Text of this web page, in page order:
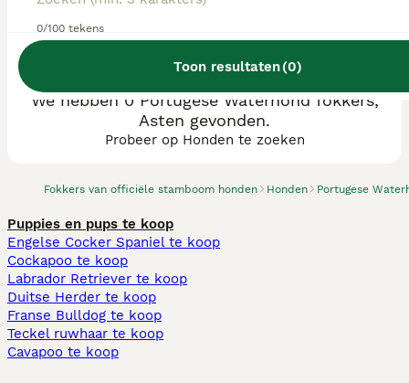
0/100 tekens
Toon resultaten(0)
Fokkers van officiële stamboom honden Honden Portugese
We hebben 0 Portugese Waterhond fokkers,
Asten gevonden.
Probeer op Honden te zoeken
Puppies en pups te koop
Engelse Cocker Spaniel te koop
Cockapoo te koop
Labrador Retriever te koop
Duitse Herder te koop
Franse Bulldog te koop
Teckel ruwhaar te koop
Cavapoo te koop